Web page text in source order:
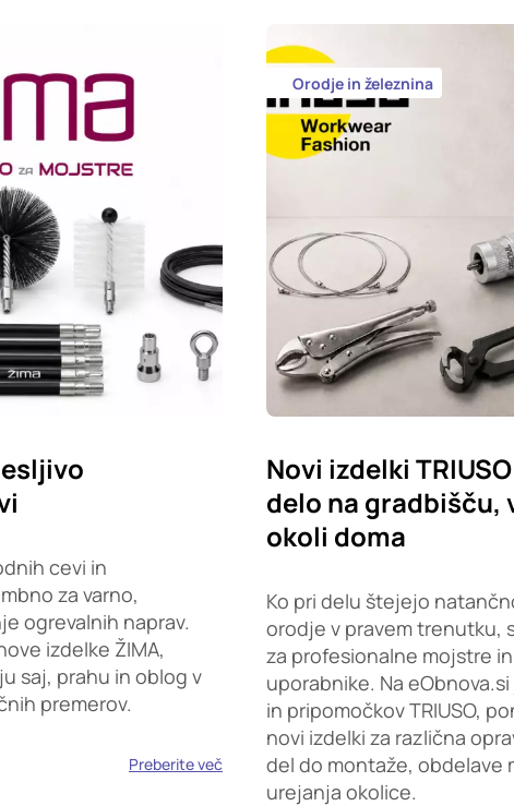
cevi in
za varno,
ogrevalnih naprav.
izdelke ŽIMA,
saj, prahu in oblog v
premerov.
Preberite več
Orodje in železnina
Novi izdelki
delo na gradbišču,
okoli doma
Ko pri delu štejejo
orodje v pravem trenutku,
za profesionalne mojstre
uporabnike. Na
in pripomočkov TRIUSO,
novi izdelki za različna
del do montaže, obdelave
urejanja okolice.